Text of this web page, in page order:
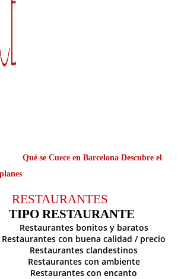
Qué se Cuece en Barcelona Descubre el
RESTAURANTES
TIPO RESTAURANTE
Restaurantes bonitos y baratos
Restaurantes con buena calidad / precio
Restaurantes clandestinos
Restaurantes con ambiente
Restaurantes con encanto